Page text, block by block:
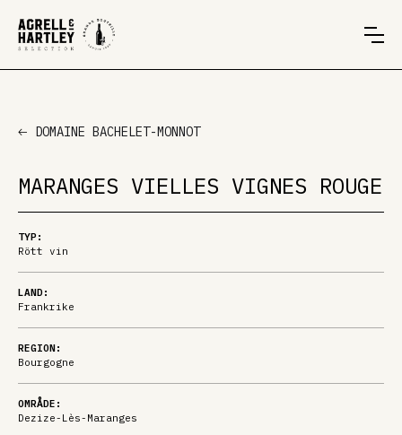
DOMAINE BACHELET-MONNOT
MARANGES VIELLES VIGNES ROUGE
TYP:
Rött vin
LAND:
Frankrike
REGION:
Bourgogne
OMRÅDE:
Dezize-Lès-Maranges